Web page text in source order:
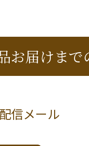
お届けまで
信メール